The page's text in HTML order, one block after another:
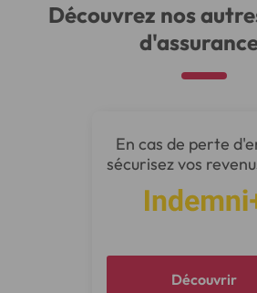
Découvrez nos
En cas de perte
sécurisez vos
Découvrir